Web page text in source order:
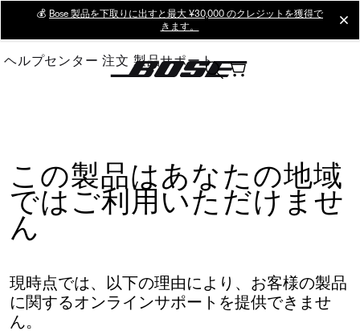
Main
💰 Bose 製品を下取りに出すと最大 ¥30,000 のクレジットを獲得で
きます。
ヘルプセンター 注文 製品サポート
この製品はあなたの地域
ではご利用いただけませ
ん
現時点では、以下の理由により、お客様の製品
に関するオンラインサポートを提供できませ
ん。